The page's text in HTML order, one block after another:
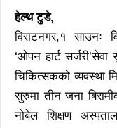
हेल्थ टुडे,
विराटनगर,१ साउनः
‘ओपन हार्ट
चिकित्सकको व्यवस्था
सुरुमा तीन जना
नोबेल शिक्षण